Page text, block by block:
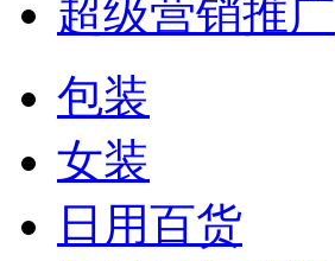
超级营销推广
包装
女装
日用百货